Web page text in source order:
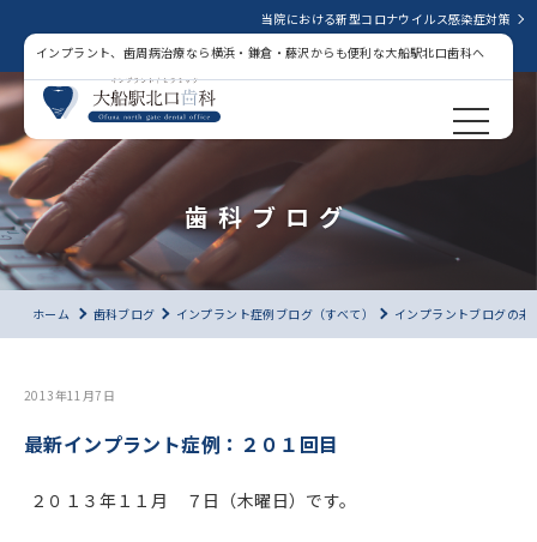
当院における新型コロナウイルス感染症対策
インプラント、歯周病治療なら横浜・鎌倉・藤沢からも便利な大船駅北口歯科へ
歯科ブログ
ホーム 歯科ブログ インプラント症例ブログ（すべて） インプラントブログの未
2013年11月7日
最新インプラント症例：２０１回目
２０１３年１１月 ７日（木曜日）です。